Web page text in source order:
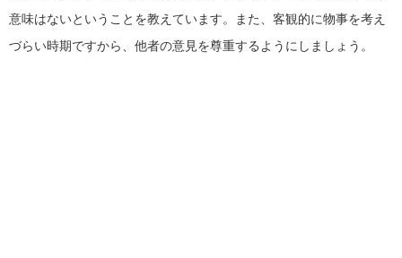
意味はないということを教えています。また、客観的に物事を考え
づらい時期ですから、他者の意見を尊重するようにしましょう。